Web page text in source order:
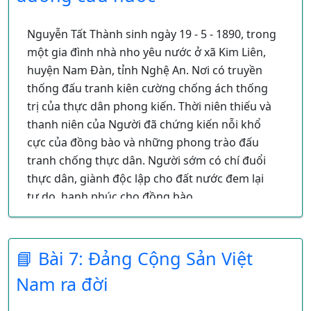
Gia cảnh khó khăn, ông đi dạy học kiếm sống
và học thi. Khoa thi năm Đinh Dậu (1897) ông
đã lọt vào trường nhì nhưng bạn ông là Trần
Văn Lương đã cho vào tráp mấy cuốn sách
nhưng ông không hề biết nên ông bị khép tội
hoài hiệp văn tự (mang văn tự trong áo) nên bị
kết án chung thân bất đắc ứng thí (suốt đời
không được dự thi).[5]
Sau cái án này, Phan Bội Châu vào Huế dạy học,
do mến tài ông nên các quan đã xin vua Thành
Thái xóa án. Nhờ vậy, ngay khoa thi hương tiếp
nguyên) ở trường thi Nghệ An
Phan Bội Châu là nhà yêu nước tiêu biểu đầu
Nguyễn Tất Thành sinh ngày 19 - 5 - 1890, trong
một gia đình nhà nho yêu nước ở xã Kim Liên,
huyện Nam Đàn, tỉnh Nghệ An. Nơi có truyền
thống đấu tranh kiên cường chống ách thống
trị của thực dân phong kiến. Thời niên thiếu và
thanh niên của Người đã chứng kiến nỗi khổ
cực của đồng bào và những phong trào đấu
tranh chống thực dân. Người sớm có chí đuổi
thực dân, giành độc lập cho đất nước đem lại
tự do, hạnh phúc cho đồng bào.
nhục, các thế hệ người dân Việt Nam thời ấy
đều mong muốn đánh đuổi giặc Pháp, giành lại
độc lập dân tộc Nguyễn Tất Thành sớm thấu
📘 Bài 7: Đảng Cộng Sản Việt
Nam ra đời